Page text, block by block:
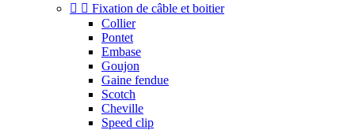
  Fixation de câble et boitier
Collier
Pontet
Embase
Goujon
Gaine fendue
Scotch
Cheville
Speed clip